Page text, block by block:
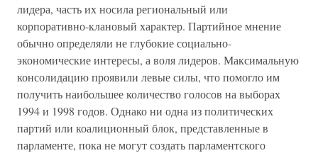
лидера, часть их носила региональный или
корпоративно-клановый характер. Партийное мнение
обычно определяли не глубокие социально-
экономические интересы, а воля лидеров. Максимальную
консолидацию проявили левые силы, что помогло им
получить наибольшее количество голосов на выборах
1994 и 1998 годов. Однако ни одна из политических
партий или коалиционный блок, представленные в
парламенте, пока не могут создать парламентского